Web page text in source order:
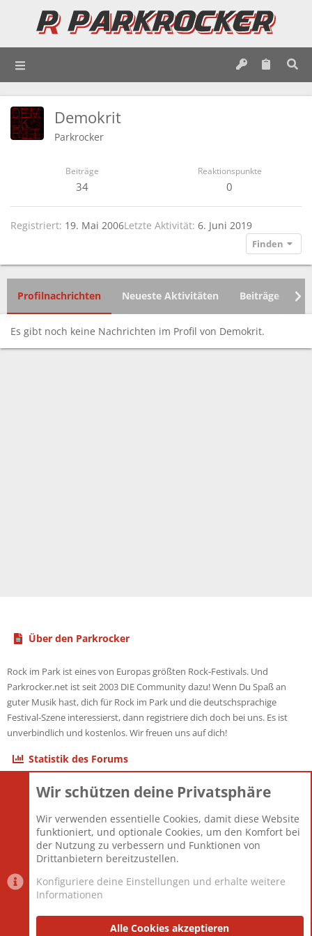
Demokrit
Parkrocker
Beiträge
34
Reaktionspunkte
0
Registriert 19. Mai 2006Letzte Aktivität 6. Juni 2019
Finden
Profilnachrichten Neueste Aktivitäten Beiträge
Es gibt noch keine Nachrichten im Profil von Demokrit.
Über den Parkrocker
Rock im Park ist eines von Europas größten Rock-Festivals. Und
Parkrocker.net ist seit 2003 DIE Community dazu! Wenn Du Spaß an
guter Musik hast, dich für Rock im Park und die deutschsprachige
Festival-Szene interessierst, dann registriere dich doch bei uns. Es ist
unverbindlich und kostenlos. Wir freuen uns auf dich!
Statistik des Forums
Themen
Mitglieder
12.425
Neuestes Mitglied
Toddster85
Datenschutzerklärung Impressum
Wir schützen deine Privatsphäre
Wir verwenden essentielle Cookies, damit diese Website
funktioniert, und optionale Cookies, um den Komfort bei
der Nutzung zu verbessern und Funktionen von
Drittanbietern bereitzustellen.
Konfiguriere deine Einstellungen und erhalte weitere
Informationen
Alle Cookies akzeptieren